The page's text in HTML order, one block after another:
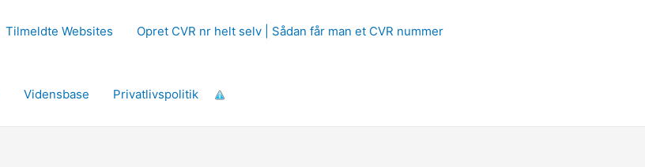
Tilmeldte Websites Opret CVR nr helt selv | Sådan får man et CVR nummer
Vidensbase Privatlivspolitik